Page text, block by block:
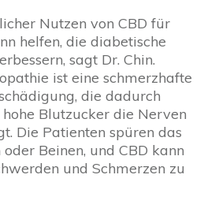
Nutzen von CBD für
helfen, die diabetische
sagt Dr. Chin.
ist eine schmerzhafte
die dadurch
Blutzucker die Nerven
Die Patienten spüren das
Beinen, und CBD kann
und Schmerzen zu